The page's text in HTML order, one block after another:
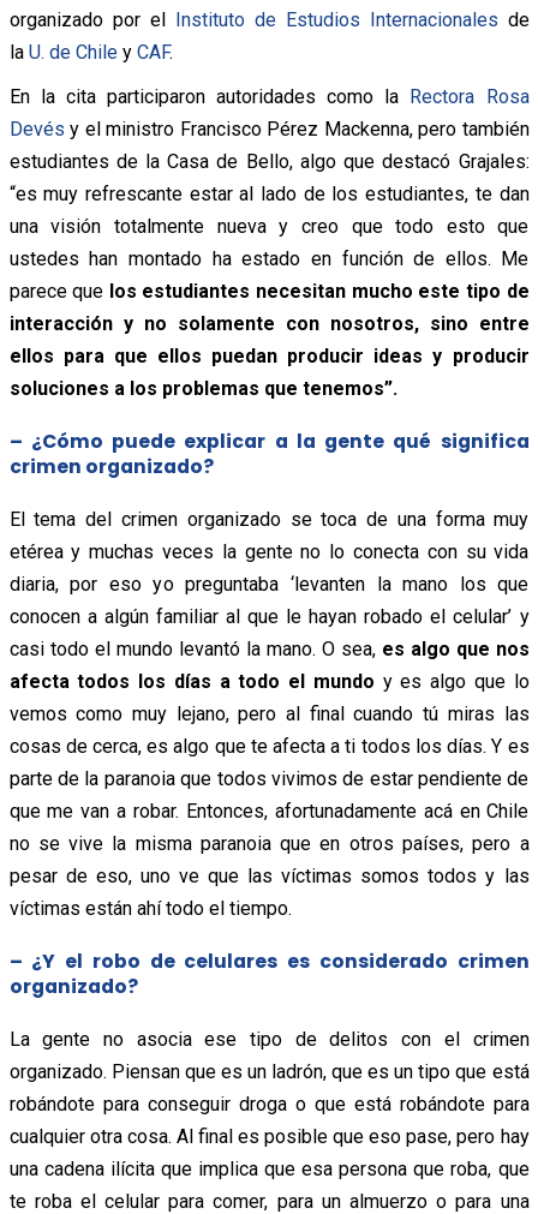
organizado por el Instituto de Estudios Internacionales de
la U. de Chiley CAF.
En la cita participaron autoridades como la Rectora Rosa
Devés y el ministro Francisco Pérez Mackenna, pero también
estudiantes de la Casa de Bello, algo que destacó Grajales:
“es muy refrescante estar al lado de los estudiantes, te dan
una visión totalmente nueva y creo que todo esto que
ustedes han montado ha estado en función de ellos. Me
parece que los estudiantes necesitan mucho este tipo de
interacción y no solamente con nosotros, sino entre
ellos para que ellos puedan producir ideas y producir
soluciones a los problemas que tenemos”.
– ¿Cómo puede explicar a la gente qué significa
crimen organizado?
El tema del crimen organizado se toca de una forma muy
etérea y muchas veces la gente no lo conecta con su vida
diaria, por eso yo preguntaba ‘levanten la mano los que
conocen a algún familiar al que le hayan robado el celular’ y
casi todo el mundo levantó la mano. O sea, es algo que nos
afecta todos los días a todo el mundo y es algo que lo
vemos como muy lejano, pero al final cuando tú miras las
cosas de cerca, es algo que te afecta a ti todos los días. Y es
parte de la paranoia que todos vivimos de estar pendiente de
que me van a robar. Entonces, afortunadamente acá en Chile
no se vive la misma paranoia que en otros países, pero a
pesar de eso, uno ve que las víctimas somos todos y las
víctimas están ahí todo el tiempo.
– ¿Y el robo de celulares es considerado crimen
organizado?
La gente no asocia ese tipo de delitos con el crimen
organizado. Piensan que es un ladrón, que es un tipo que está
robándote para conseguir droga o que está robándote para
cualquier otra cosa. Al final es posible que eso pase, pero hay
una cadena ilícita que implica que esa persona que roba, que
te roba el celular para comer, para un almuerzo o para una